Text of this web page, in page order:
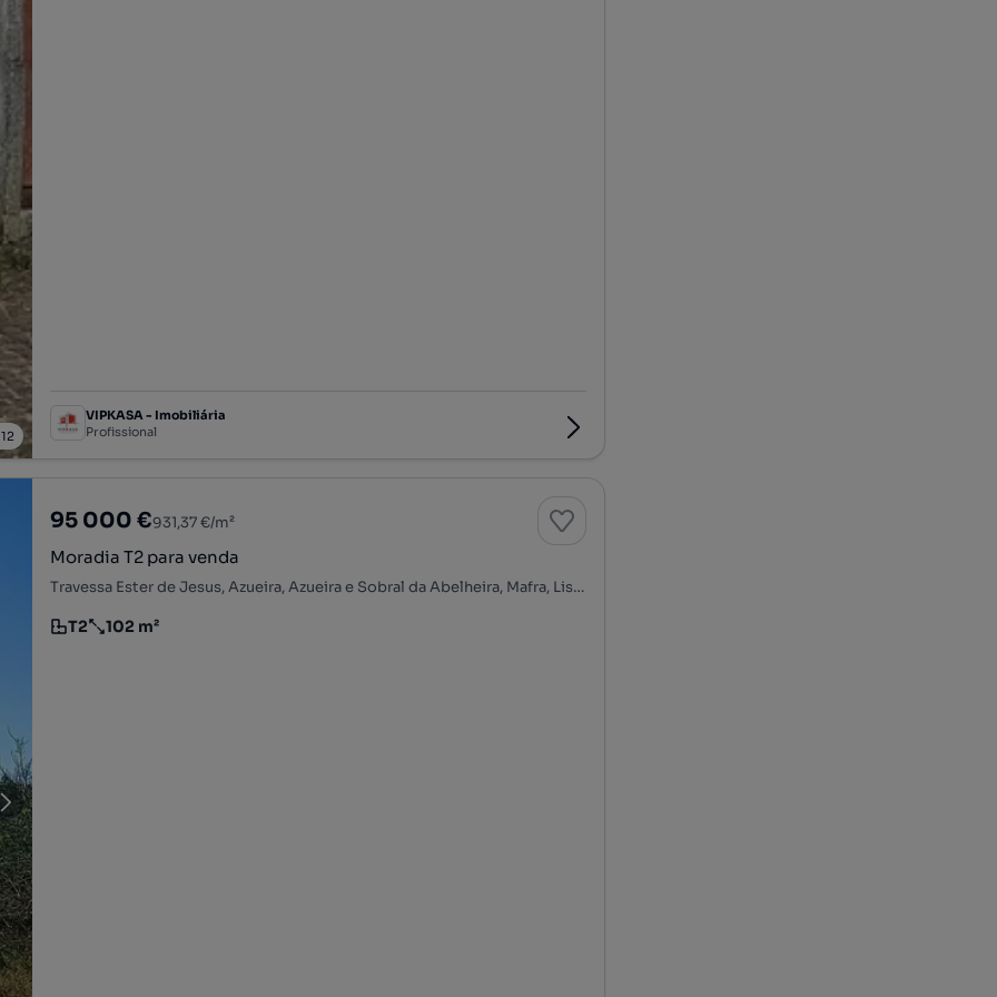
12
VIPKASA - Imobiliária
Profissional
95 000 €931,37 €/m²
Moradia T2 para venda
Travessa Ester de Jesus, Azueira, Azueira e Sobral da Abelheira, Mafra, Lisboa
Tipologia
T2
Preço por metro quadrado
102 m²